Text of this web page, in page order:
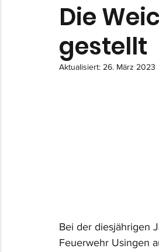
Die
gestellt
Aktualisiert: 26. März 2023
Bei der diesjährigen
Feuerwehr Usingen